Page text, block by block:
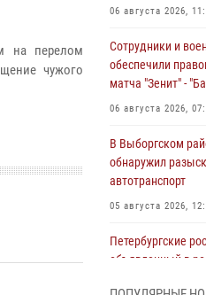
на перелом
чужого
06 августа 2026,
Сотрудники и
обеспечили
матча "Зенит" -
06 августа 2026,
В Выборгском
обнаружил
автотранспорт
05 августа 2026,
Петербургские
объявленный в